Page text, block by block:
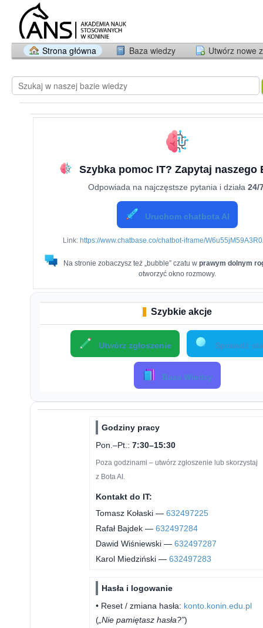
Strona główna Baza wiedzy Utwórz nowe
Szybka pomoc IT? Zapytaj naszego
Odpowiada na najczęstsze pytania i działa24/
Uruchom chatbota AI
Link:https://www.chatbase.co/chatbot-iframe/
Na stronie zobaczysz też „bubble” czatu wprawym dolnym
otworzyć okno rozmowy.
Szybkie akcje
Utwórz zgłoszenie Sprawdź
Baza Wiedzy
Godziny pracy
Pon.–Pt.:7:30–15:30
Poza godzinami – utwórz zgłoszenie lub skorzystaj
z Bota AI.
Kontakt do IT:
Tomasz Kołaski —632497225
Rafał Bajdek —632497284
Dawid Wiśniewski —632497287
Karol Miedziński —632497283
Hasła i logowanie
• Reset / zmiana hasła: konto.konin.edu.pl
( „Nie pamiętasz hasła?”)